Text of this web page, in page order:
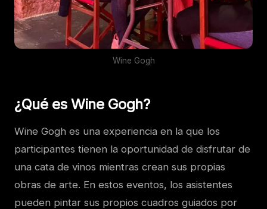
Wine Gogh
¿Qué es Wine Gogh?
Wine Gogh es una experiencia en la que los
participantes tienen la oportunidad de disfrutar de
una cata de vinos mientras crean sus propias
obras de arte. En estos eventos, los asistentes
pueden pintar sus propios cuadros guiados por